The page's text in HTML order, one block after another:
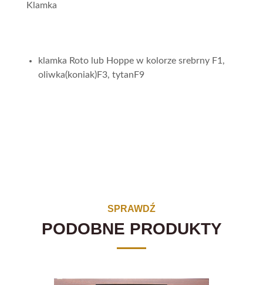
Klamka
klamka Roto lub Hoppe w kolorze srebrny F1,
oliwka(koniak)F3, tytanF9
SPRAWDŹ
PODOBNE PRODUKTY